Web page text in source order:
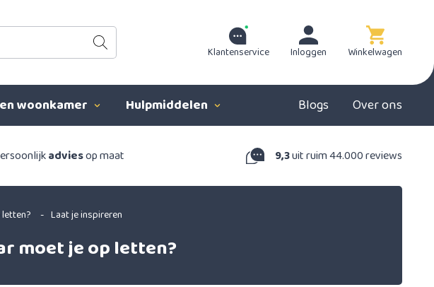
Klantenservice Inloggen Winkelwagen
woonkamer Hulpmiddelen Blogs Over ons
adviesop maat 9,3uit ruim 44.000 reviews
- Laat je inspireren
moet je op letten?